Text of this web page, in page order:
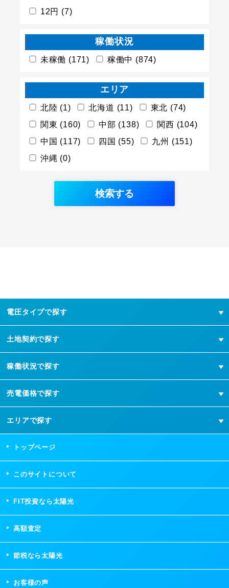
12円 (7)
稼働状況
未稼働 (171) 稼働中 (874)
エリア
北陸 (1) 北海道 (11)
東北 (74)
関東 (160)
中部 (138)
関西 (104)
中国 (117)
四国 (55)
九州 (151)
沖縄 (0)
電圧タイプで探す
土地契約で探す
稼働状況で探す
売電価格で探す
エリアで探す
トップページ
このサイトについて
FIT投資なら太陽光
高額査定
節税なら太陽光
お客様の声